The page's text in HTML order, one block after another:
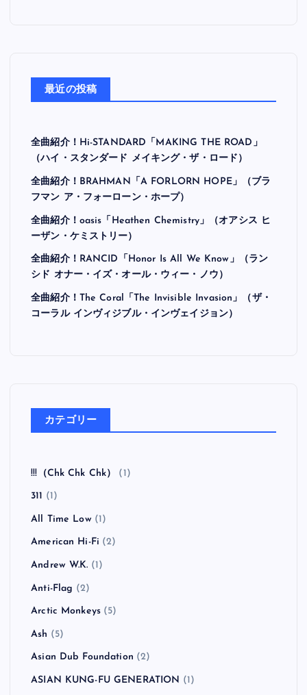
最近の投稿
全曲紹介！Hi-STANDARD「MAKING THE ROAD」
（ハイ・スタンダード メイキング・ザ・ロード）
全曲紹介！BRAHMAN「A FORLORN HOPE」（ブラ
フマン ア・フォーローン・ホープ）
全曲紹介！oasis「Heathen Chemistry」（オアシス ヒ
ーザン・ケミストリー）
全曲紹介！RANCID「Honor Is All We Know」（ラン
シド オナー・イズ・オール・ウィー・ノウ）
全曲紹介！The Coral「The Invisible Invasion」（ザ・
コーラル インヴィジブル・インヴェイジョン）
カテゴリー
!!!（Chk Chk Chk） (1)
311 (1)
All Time Low(1)
American Hi-Fi (2)
Andrew W.K. (1)
Anti-Flag (2)
Arctic Monkeys (5)
Ash (5)
Asian Dub Foundation (2)
ASIAN KUNG-FU GENERATION (1)